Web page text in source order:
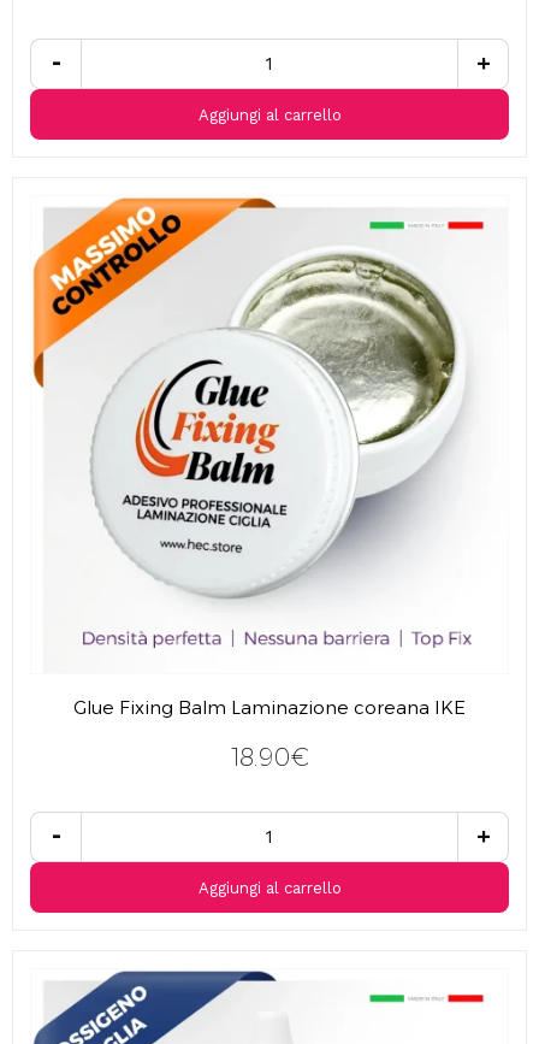
- +
Aggiungi al carrello
Glue Fixing Balm Laminazione coreana IKE
18.90€
- +
Aggiungi al carrello